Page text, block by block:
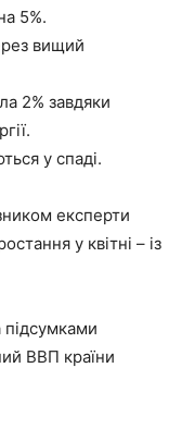
5%.
вищий
2% завдяки
у спаді.
експерти
у квітні – із
ВВП країни